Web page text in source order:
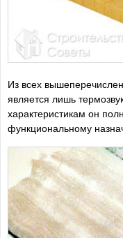
Из всех
является лишь
характеристикам он
функциональному